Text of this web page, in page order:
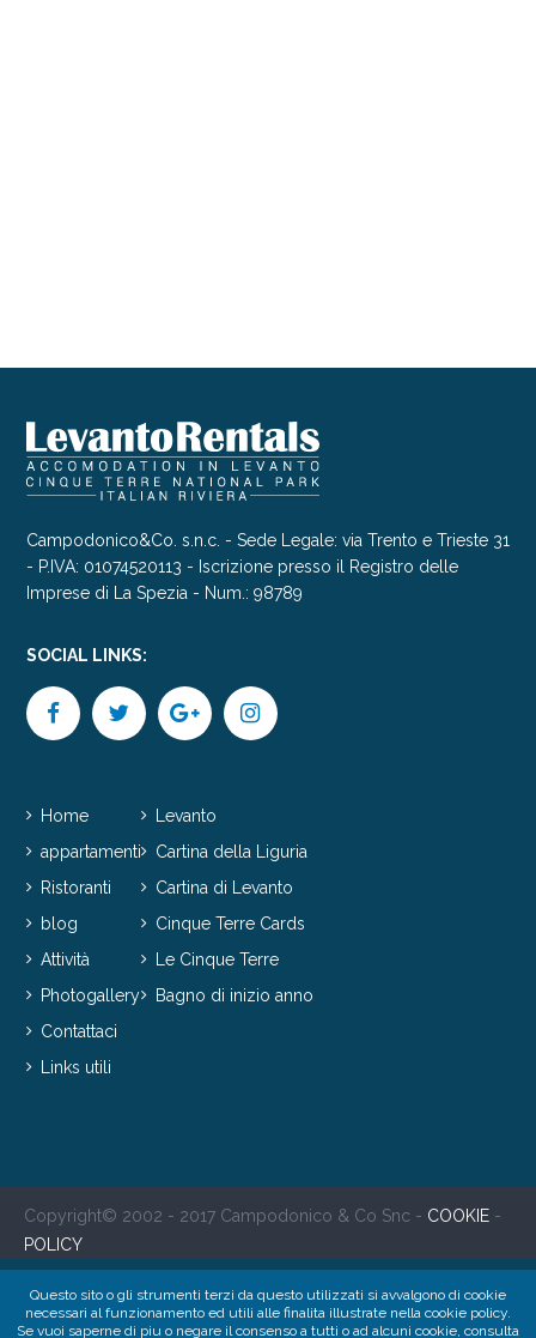
Campodonico&Co. s.n.c. - Sede Legale: via Trento e Trieste 31
- P.IVA: 01074520113 - Iscrizione presso il Registro delle
Imprese di La Spezia - Num.: 98789
SOCIAL LINKS:
Home
appartamenti
Ristoranti
blog
Attività
Photogallery
Contattaci
Links utili
Levanto
Cartina della Liguria
Cartina di Levanto
Cinque Terre Cards
Le Cinque Terre
Bagno di inizio anno
Copyright© 2002 - 2017 Campodonico & Co Snc - COOKIE -
POLICY
Questo sito o gli strumenti terzi da questo utilizzati si avvalgono di cookie
necessari al funzionamento ed utili alle finalita illustrate nella cookie policy.
Se vuoi saperne di piu o negare il consenso a tutti o ad alcuni cookie, consulta